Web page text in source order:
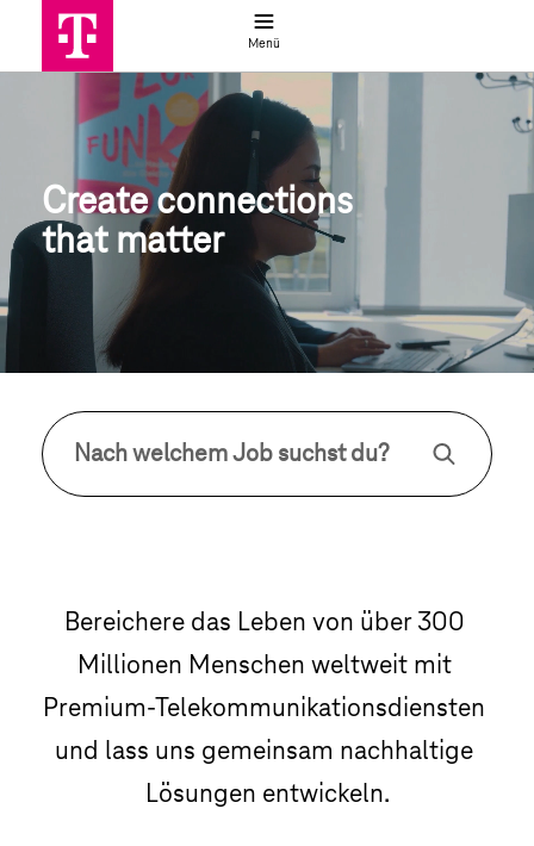
Menü
Jobs & Karriere im Konzern
Create connections
that matter
Bereichere das Leben von über 300
Millionen Menschen weltweit mit
Premium-Telekommunikationsdiensten
und lass uns gemeinsam nachhaltige
Lösungen entwickeln.